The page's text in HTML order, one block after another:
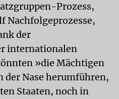
Prozess,
Nachfolgeprozesse,
der
internationalen
»die Mächtigen
der Nase herumführen,
Staaten, noch in